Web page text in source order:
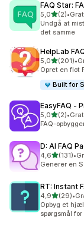
FAQ Star:
5,0ud af 5
(2)
2 anmeldelser
•
Undgå at
det samme
HelpLab
5,0ud af 5
(201)
201 •
Opret en flot
Built for
EasyFAQ ‑
5,0ud af 5
(2)
2 •
FAQ-
D: AI FAQ
4,6ud af 5
(131)
131 •
Generer en
RT: Instant
4,9ud af 5
(29)
29 •
Opbyg et
spørgsmål